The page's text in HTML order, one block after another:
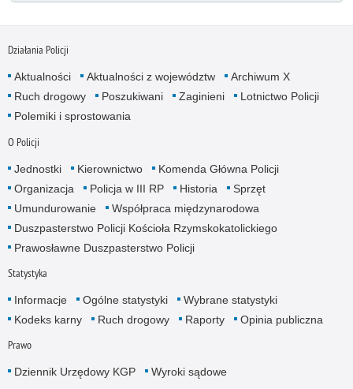
Działania Policji
Aktualności Aktualności z województw
Archiwum X
Ruch drogowy
Poszukiwani Zaginieni
Lotnictwo Policji
Polemiki i sprostowania
O Policji
Jednostki Kierownictwo
Komenda Główna Policji
Organizacja
Policja w III RP Historia
Sprzęt
Umundurowanie
Współpraca międzynarodowa
Duszpasterstwo Policji Kościoła Rzymskokatolickiego
Prawosławne Duszpasterstwo Policji
Statystyka
Informacje Ogólne statystyki
Wybrane statystyki
Kodeks karny
Ruch drogowy Raporty Opinia publiczna
Prawo
Dziennik Urzędowy KGP Wyroki sądowe